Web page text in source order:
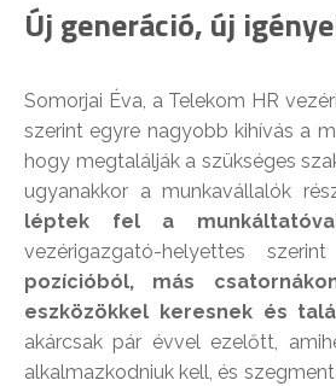
Új generáció, új
Somorjai Éva, a Telekom HR
szerint egyre nagyobb kihívás a
hogy megtalálják a szükséges
ugyanakkor a munkavállalók
léptek fel a
vezérigazgató-helyettes szerint
pozícióból, más
eszközökkel keresnek és
akárcsak pár évvel ezelőtt,
alkalmazkodniuk kell, és